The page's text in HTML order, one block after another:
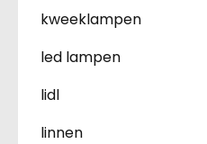
kweeklampen
led lampen
lidl
linnen